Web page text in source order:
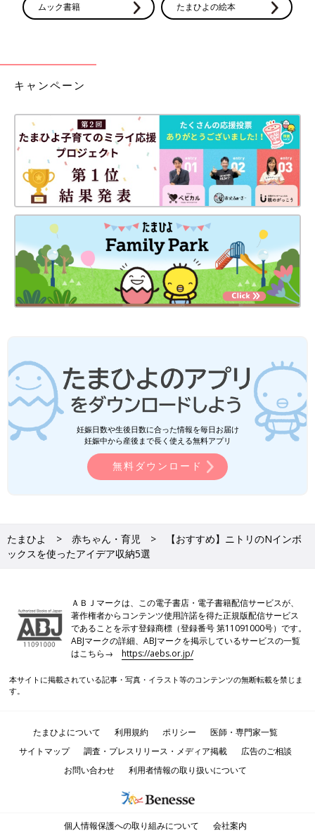
ムック書籍 たまひよの絵本
キャンペーン
妊娠日数や生後日数に合った情報を毎日お届け
妊娠中から産後まで長く使える無料アプリ
無料ダウンロード
たまひよ 赤ちゃん・育児
【おすすめ】ニトリのNインボ
ックスを使ったアイデア収納5選
ＡＢＪマークは、この電子書店・電子書籍配信サービスが、
著作権者からコンテンツ使用許諾を得た正規版配信サービス
であることを示す登録商標（登録番号 第11091000号）です。
ABJマークの詳細、ABJマークを掲示しているサービスの一覧
はこちら→https://aebs.or.jp/
本サイトに掲載されている記事・写真・イラスト等のコンテンツの無断転載を禁じま
す。
たまひよについて 利用規約 ポリシー
医師・専門家一覧
サイトマップ
調査・プレスリリース・メディア掲載
広告のご相談
お問い合わせ
利用者情報の取り扱いについて
個人情報保護への取り組みについて 会社案内